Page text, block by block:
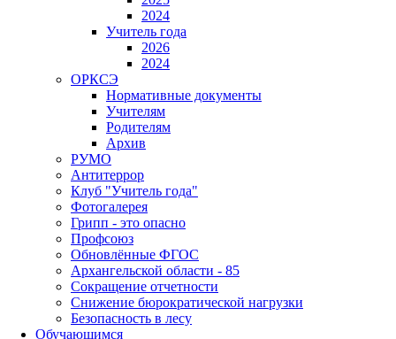
2024
Учитель года
2026
2024
ОРКСЭ
Нормативные документы
Учителям
Родителям
Архив
РУМО
Антитеррор
Клуб "Учитель года"
Фотогалерея
Грипп - это опасно
Профсоюз
Обновлённые ФГОС
Архангельской области - 85
Сокращение отчетности
Снижение бюрократической нагрузки
Безопасность в лесу
Обучающимся